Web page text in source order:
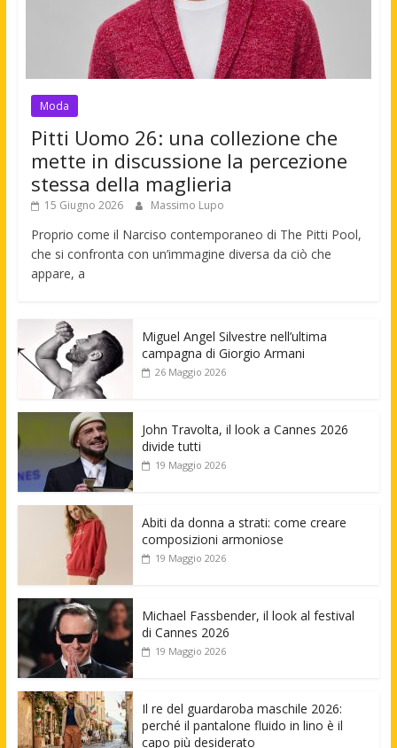
Moda
Pitti Uomo 26: una collezione che
mette in discussione la percezione
stessa della maglieria
15 Giugno 2026 Massimo Lupo
Proprio come il Narciso contemporaneo di The Pitti Pool,
che si confronta con un’immagine diversa da ciò che
appare, a
Miguel Angel Silvestre nell’ultima
campagna di Giorgio Armani
26 Maggio 2026
John Travolta, il look a Cannes 2026
divide tutti
19 Maggio 2026
Abiti da donna a strati: come creare
composizioni armoniose
19 Maggio 2026
Michael Fassbender, il look al festival
di Cannes 2026
19 Maggio 2026
Il re del guardaroba maschile 2026:
perché il pantalone fluido in lino è il
capo più desiderato